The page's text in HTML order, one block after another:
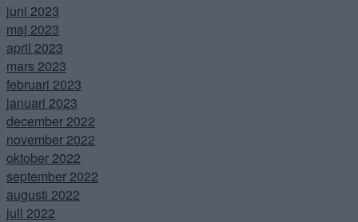
juni 2023
maj 2023
april 2023
mars 2023
februari 2023
januari 2023
december 2022
november 2022
oktober 2022
september 2022
augusti 2022
juli 2022